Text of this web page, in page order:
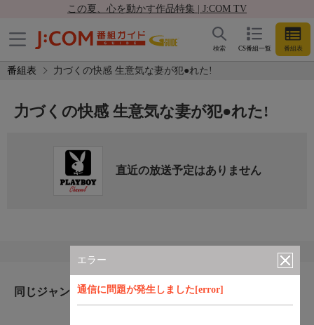
この夏、心を動かす作品特集 | J:COM TV
CS番組一覧 番組表
検索
番組表 力づくの快感 生意気な妻が犯●れた!
エラー
通信に問題が発生しました[error]
力づくの快感 生意気な妻が犯●れた!
直近の放送予定はありません
同じジャンルのおすすめ番組